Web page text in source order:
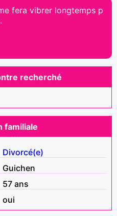
fera vibrer longtemps p
recherché
familiale
Divorcé(e)
Guichen
57 ans
oui